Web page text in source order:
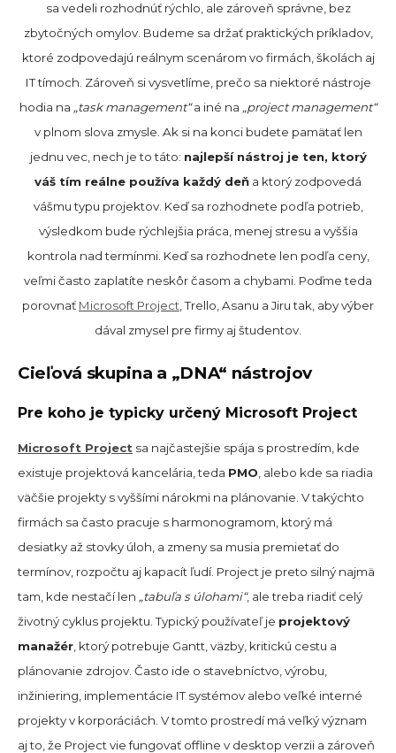
sa vedeli rozhodnúť rýchlo, ale zároveň správne, bez
zbytočných omylov. Budeme sa držať praktických príkladov,
ktoré zodpovedajú reálnym scenárom vo firmách, školách aj
IT tímoch. Zároveň si vysvetlíme, prečo sa niektoré nástroje
hodia na „task management“a iné na „project management“
v plnom slova zmysle. Ak si na konci budete pamätať len
jednu vec, nech je to táto: najlepší nástroj je ten, ktorý
váš tím reálne používa každý deň a ktorý zodpovedá
vášmu typu projektov. Keď sa rozhodnete podľa potrieb,
výsledkom bude rýchlejšia práca, menej stresu a vyššia
kontrola nad termínmi. Keď sa rozhodnete len podľa ceny,
veľmi často zaplatíte neskôr časom a chybami. Poďme teda
porovnať Microsoft Project , Trello, Asanu a Jiru tak, aby výber
dával zmysel pre firmy aj študentov.
Cieľová skupina a „DNA“ nástrojov
Pre koho je typicky určený Microsoft Project
Microsoft Project sa najčastejšie spája s prostredím, kde
existuje projektová kancelária, teda PMO , alebo kde sa riadia
väčšie projekty s vyššími nárokmi na plánovanie. V takýchto
firmách sa často pracuje s harmonogramom, ktorý má
desiatky až stovky úloh, a zmeny sa musia premietať do
termínov, rozpočtu aj kapacít ľudí. Project je preto silný najmä
tam, kde nestačí len „tabuľa s úlohami“, ale treba riadiť celý
životný cyklus projektu. Typický používateľ je projektový
manažér , ktorý potrebuje Gantt, väzby, kritickú cestu a
plánovanie zdrojov. Často ide o stavebníctvo, výrobu,
inžiniering, implementácie IT systémov alebo veľké interné
projekty v korporáciách. V tomto prostredí má veľký význam
aj to, že Project vie fungovať offline v desktop verzii a zároveň